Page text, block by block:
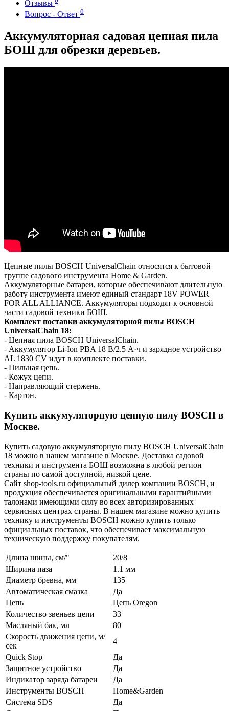
Отзывы
Вопрос - Ответ 0
Аккумуляторная садовая цепная пила
БОШ для обрезки деревьев.
Цепные пилы BOSCH UniversalChain относятся к бытовой
группе садового инструмента Home & Garden.
Аккумуляторные батареи, которые обеспечивают длительную
работу инструмента имеют единый стандарт 18V POWER
FOR ALL ALLIANCE. Аккумуляторы подходят к основной
части садовой техники БОШ.
Комплект поставки аккумуляторной пилы BOSCH
UniversalChain 18:
- Цепная пила BOSCH UniversalChain.
- Аккумулятор Li-Ion PBA 18 В/2.5 А·ч и зарядное устройство
AL 1830 CV идут в комплекте поставки.
- Пильная цепь.
- Кожух цепи.
- Направляющий стержень.
- Картон.
Купить аккумуляторную цепную пилу BOSCH в
Москве.
Купить садовую аккумуляторную пилу BOSCH UniversalChain
18 можно в нашем магазине в Москве. Доставка садовой
техники и инструмента БОШ возможна в любой регион
страны по самой доступной, низкой цене.
Сайт shop-tools.ru официальный дилер компании BOSCH, и
продукция обеспечивается оригинальными гарантийными
талонами имеющими силу во всех авторизированных
сервисных центрах страны. В нашем магазине можно купить
технику и инструменты BOSCH можно купить только
официальных поставок, что обеспечивает максимальную
техническую поддержку покупателям.
Длина шины, см/"
20/8
Ширина паза
1.1 мм
Диаметр бревна, мм
135
Автоматическая смазка
Да
Цепь
Цепь Oregon
Количество звеньев цепи
33
Масляный бак, мл
80
Скорость движения цепи, м/
сек
4
Quick Stop
Да
Защитное устройство
Да
Индикатор заряда батареи
Да
Инструменты BOSCH
Home&Garden
Система SDS
Да